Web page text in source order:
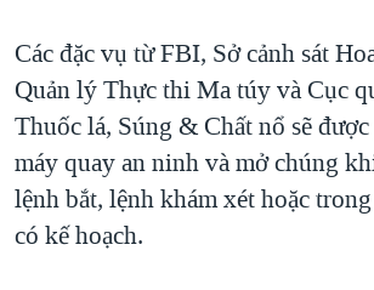
Các đặc vụ từ FBI, Sở cảnh sát
Quản lý Thực thi Ma túy và Cục
Thuốc lá, Súng & Chất nổ sẽ được
máy quay an ninh và mở chúng
lệnh bắt, lệnh khám xét hoặc
có kế hoạch.